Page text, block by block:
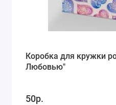
Коробка для кружки
Любовью"
50р.